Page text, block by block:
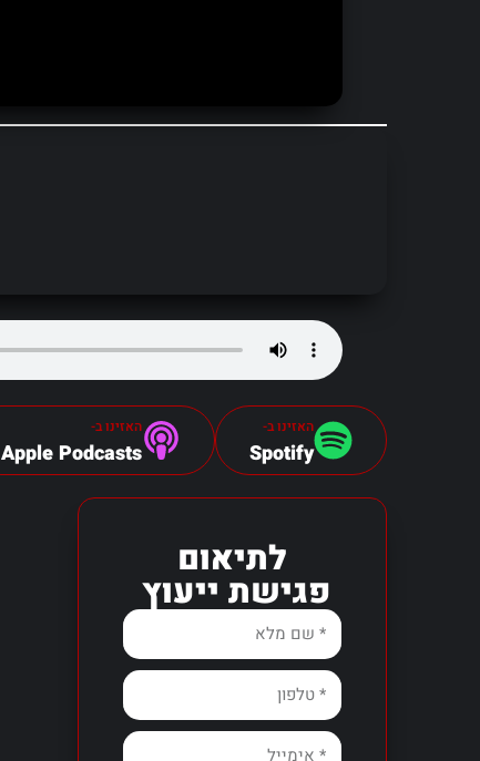
לתיאום
פגישת ייעוץ
האזינו ב-
Spotify
האזינו ב-
Apple Podcasts